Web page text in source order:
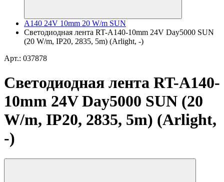
A140 24V 10mm 20 W/m SUN
Светодиодная лента RT-A140-10mm 24V Day5000 SUN
(20 W/m, IP20, 2835, 5m) (Arlight, -)
Арт.: 037878
Светодиодная лента RT-A140-
10mm 24V Day5000 SUN (20
W/m, IP20, 2835, 5m) (Arlight,
-)